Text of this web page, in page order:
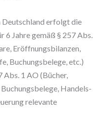
Deutschland erfolgt die
6 Jahre gemäß § 257 Abs.
Eröffnungsbilanzen,
Buchungsbelege, etc.)
Abs. 1 AO (Bücher,
Handels-
relevante